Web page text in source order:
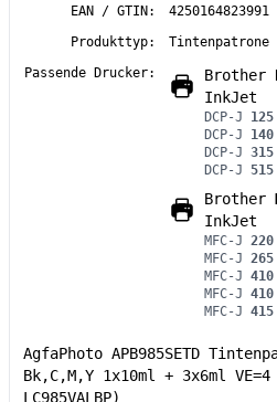
EAN / GTIN:
4250164823991
Produkttyp:
Tintenpatrone
Passende Drucker:
Brother
InkJet
DCP-J 125
DCP-J 140
DCP-J 315
DCP-J 515
Brother
InkJet
MFC-J 220
MFC-J 265
MFC-J 410
MFC-J
MFC-J 415
AgfaPhoto APB985SETD
Bk,C,M,Y 1x10ml + 3x6ml
LC985VALBP)